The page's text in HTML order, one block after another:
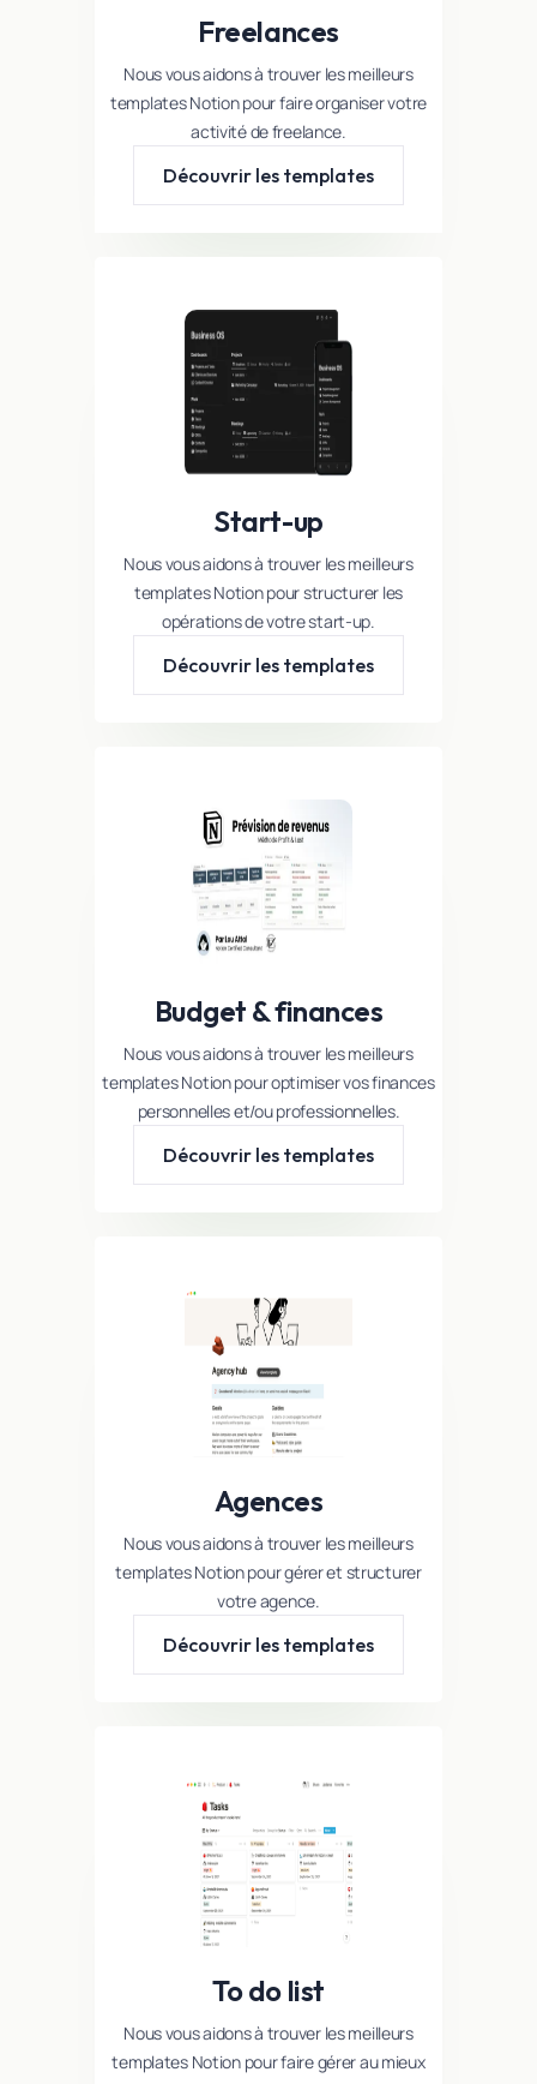
Freelances
Nous vous aidons à trouver les meilleurs
templates Notion pour faire organiser votre
activité de freelance.
Découvrir les templates
Start-up
Nous vous aidons à trouver les meilleurs
templates Notion pour structurer les
opérations de votre start-up.
Découvrir les templates
Budget & finances
Nous vous aidons à trouver les meilleurs
templates Notion pour optimiser vos finances
personnelles et/ou professionnelles.
Découvrir les templates
Agences
Nous vous aidons à trouver les meilleurs
templates Notion pour gérer et structurer
votre agence.
Découvrir les templates
To do list
Nous vous aidons à trouver les meilleurs
templates Notion pour faire gérer au mieux